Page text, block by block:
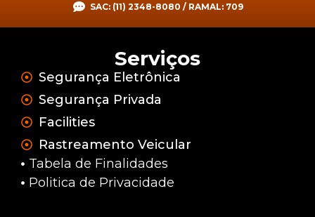
SAC: (11) 2348-8080 / RAMAL: 709
Serviços
Segurança Eletrônica
Segurança Privada
Facilities
Rastreamento Veicular
Tabela de Finalidades
Politica de Privacidade